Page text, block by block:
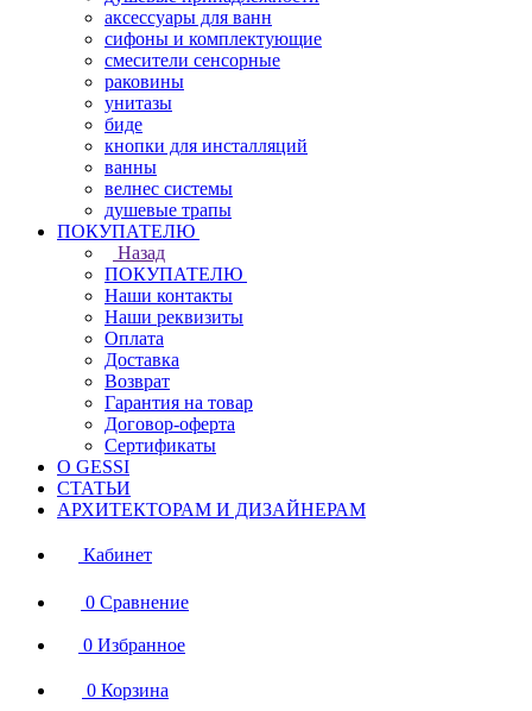
аксессуары для ванн
сифоны и комплектующие
смесители сенсорные
раковины
унитазы
биде
кнопки для инсталляций
ванны
велнес системы
душевые трапы
ПОКУПАТЕЛЮ
Назад
ПОКУПАТЕЛЮ
Наши контакты
Наши реквизиты
Оплата
Доставка
Возврат
Гарантия на товар
Договор-оферта
Сертификаты
О GESSI
СТАТЬИ
АРХИТЕКТОРАМ И ДИЗАЙНЕРАМ
Кабинет
0 Сравнение
0 Избранное
0 Корзина